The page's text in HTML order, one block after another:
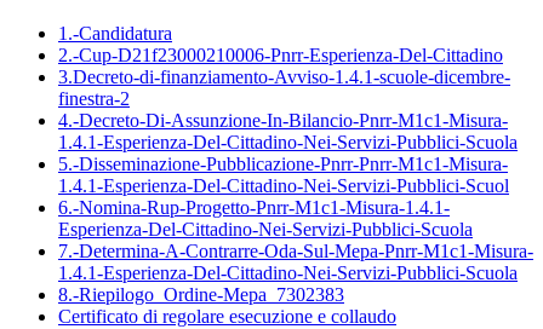
1.-Candidatura
2.-Cup-D21f23000210006-Pnrr-Esperienza-Del-Cittadino
3.Decreto-di-finanziamento-Avviso-1.4.1-scuole-dicembre-
finestra-2
4.-Decreto-Di-Assunzione-In-Bilancio-Pnrr-M1c1-Misura-
1.4.1-Esperienza-Del-Cittadino-Nei-Servizi-Pubblici-Scuola
5.-Disseminazione-Pubblicazione-Pnrr-Pnrr-M1c1-Misura-
1.4.1-Esperienza-Del-Cittadino-Nei-Servizi-Pubblici-Scuol
6.-Nomina-Rup-Progetto-Pnrr-M1c1-Misura-1.4.1-
Esperienza-Del-Cittadino-Nei-Servizi-Pubblici-Scuola
7.-Determina-A-Contrarre-Oda-Sul-Mepa-Pnrr-M1c1-Misura-
1.4.1-Esperienza-Del-Cittadino-Nei-Servizi-Pubblici-Scuola
8.-Riepilogo_Ordine-Mepa_7302383
Certificato di regolare esecuzione e collaudo